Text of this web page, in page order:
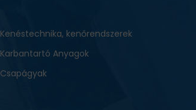
Kenéstechnika, kenőrendszerek
Karbantartó Anyagok
Csapágyak